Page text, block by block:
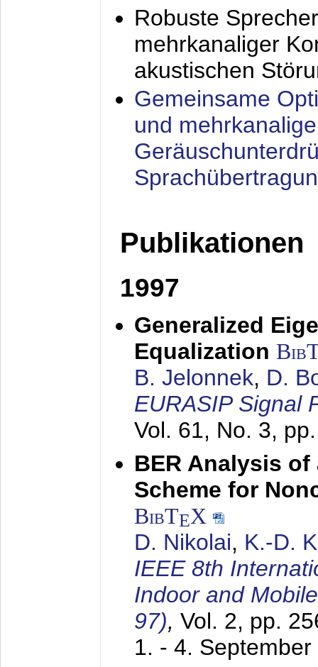
Robuste
mehrkanaliger
akustischen
Gemeinsame
und
Publikationen
1997
Generalized
Equalization
B. Jelonnek, D.
EURASIP Signal
Vol. 61, No. 3,
BER Analysis
Scheme for
BibTEX
D. Nikolai, K.-D.
IEEE 8th
Indoor and
97), Vol. 2, pp.
1. - 4. September